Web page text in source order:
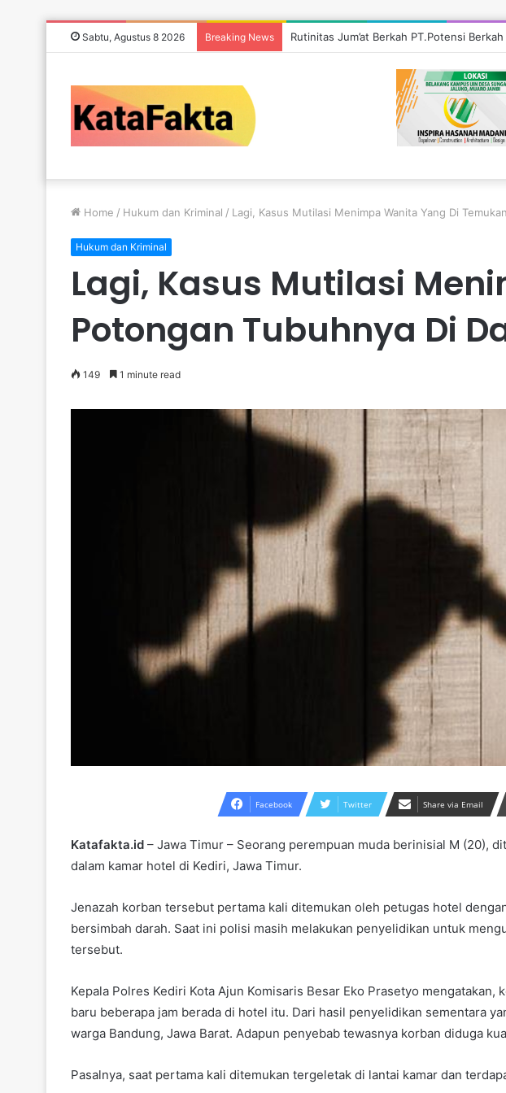
Sabtu, Agustus 8 2026 Breaking News Rutinitas Jum’at Berkah PT.Potensi
Home / Hukum dan Kriminal / Lagi, Kasus Mutilasi Menimpa Wanita Yang Di
Hukum dan Kriminal
Lagi, Kasus Mutilasi
Potongan Tubuhnya Di
149 1 minute read
Facebook Twitter Share via Email
Katafakta.id – Jawa Timur – Seorang perempuan muda berinisial M (20),
dalam kamar hotel di Kediri, Jawa Timur.
Jenazah korban tersebut pertama kali ditemukan oleh petugas hotel
bersimbah darah. Saat ini polisi masih melakukan penyelidikan untuk
tersebut.
Kepala Polres Kediri Kota Ajun Komisaris Besar Eko Prasetyo
baru beberapa jam berada di hotel itu. Dari hasil penyelidikan sementara
warga Bandung, Jawa Barat. Adapun penyebab tewasnya korban diduga
Pasalnya, saat pertama kali ditemukan tergeletak di lantai kamar dan